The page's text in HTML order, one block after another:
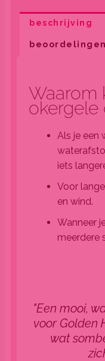
beschrijving
Waarom
okergele
Als je een
iets
Voor
en wind.
Wanneer
meerdere
"Een mooi,
voor Golden
wat